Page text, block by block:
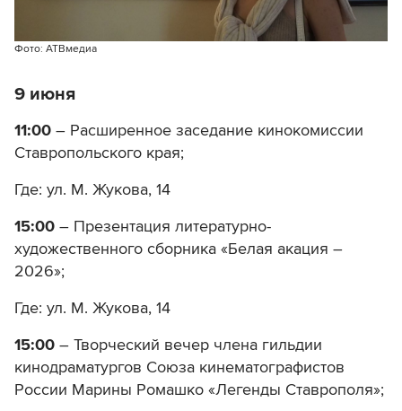
Фото: АТВмедиа
9 июня
11:00 – Расширенное заседание кинокомиссии
Ставропольского края;
Где: ул. М. Жукова, 14
15:00 – Презентация литературно-
художественного сборника «Белая акация –
2026»;
Где: ул. М. Жукова, 14
15:00 – Творческий вечер члена гильдии
кинодраматургов Союза кинематографистов
России Марины Ромашко «Легенды Ставрополя»;